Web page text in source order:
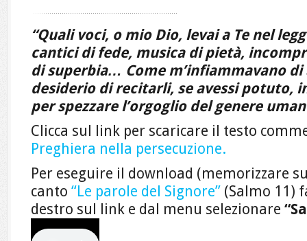
“Quali voci, o mio Dio, levai a Te nel
cantici di fede, musica di pietà,
di superbia… Come m’infiammavano di
desiderio di recitarli, se avessi potuto,
per spezzare l’orgoglio del genere
Clicca sul link per scaricare il testo
Preghiera nella persecuzione.
Per eseguire il download (memorizzare
canto “Le parole del Signore” (Salmo 11)
destro sul link e dal menu selezionare